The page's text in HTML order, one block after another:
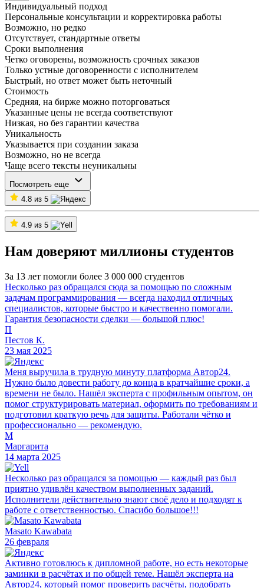
Индивидуальный подход
Персональные консультации и корректировка работы
Возможно, но редко
Отсутствует, стандартные ответы
Сроки выполнения
Четко оговорены, возможность срочных заказов
Только устные договоренности с исполнителем
Быстрый, но ответ может быть неточный
Стоимость
Средняя, на бирже можно поторговаться
Указанные цены не всегда соответствуют
Низкая, но без гарантии качества
Уникальность
Указывается при создании заказа
Возможно, но не всегда
Чаще всего тексты неуникальны
Посмотреть еще
4.8 из 5
4.9 из 5
Нам доверяют миллионы студентов
За 13 лет помогли более 3 000 000 студентов
Несколько раз обращался сюда за помощью по сложным
задачам программирования — всегда находил отличных
специалистов, которые быстро и качественно помогали.
Гарантия безопасности сделки — большой плюс!
П
Пестов К.
23 мая 2025
Меня выручила в трудную минуту платформа Автор24.
Нужно было довести работу до конца в кратчайшие сроки, а
времени не было. Нашёл эксперта с профильным опытом, он
помог структурировать материал, оформить по требованиям и
подготовил краткую речь для защиты. Работали чётко и
профессионально — рекомендую.
М
Маргарита
14 марта 2025
Несколько раз обращался за помощью — каждый раз был
приятно удивлён качеством выполненных заданий.
Исполнители действительно знают своё дело и подходят к
работе с ответственностью. Спасибо большое!!!
Masato Kawabata
26 февраля
Активно готовлюсь к дипломной работе, но есть некоторые
заминки в расчётах и по общей теме. Нашёл эксперта на
Автор24, который помог проверить расчёты, подобрать